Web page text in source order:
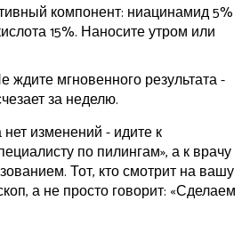
компонент: ниацинамид 5%
15%. Наносите утром или
мгновенного результата -
за неделю.
изменений - идите к
по пилингам», а к врачу
Тот, кто смотрит на вашу
а не просто говорит: «Сделаем